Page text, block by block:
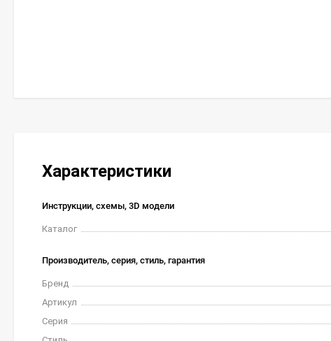
Характеристики
Инструкции, схемы, 3D модели
Каталог
Производитель, серия, стиль, гарантия
Бренд
Артикул
Серия